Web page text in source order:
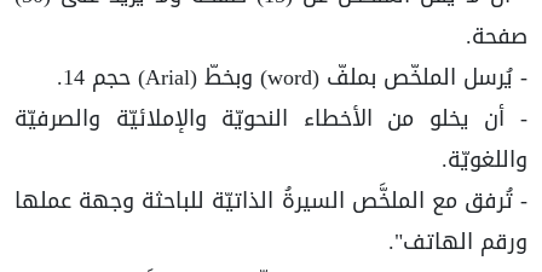
صفحة.
- يُرسل الملخّص بملفّ (word) وبخطّ (Arial) حجم 14.
- أن يخلو من الأخطاء النحويّة والإملائيّة والصرفيّة
واللغويّة.
- تُرفق مع الملخَّص السيرةُ الذاتيّة للباحثة وجهة عملها
ورقم الهاتف".